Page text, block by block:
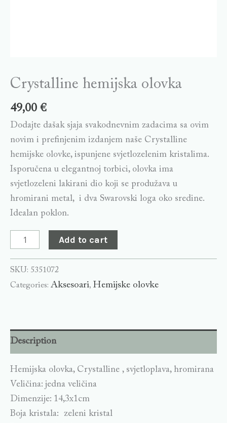
Crystalline hemijska olovka
49,00 €
Dodajte dašak sjaja svakodnevnim zadacima sa ovim
novim i prefinjenim izdanjem naše Crystalline
hemijske olovke, ispunjene svjetlozelenim kristalima.
Isporučena u elegantnoj torbici, olovka ima
svjetlozeleni lakirani dio koji se produžava u
hromirani metal, i dva Swarovski loga oko sredine.
Idealan poklon.
Add to cart
SKU: 5351072
Categories: Aksesoari, Hemijske olovke
Description
Hemijska olovka, Crystalline , svjetloplava, hromirana
Veličina: jedna veličina
Dimenzije: 14,3x1cm
Boja kristala: zeleni kristal